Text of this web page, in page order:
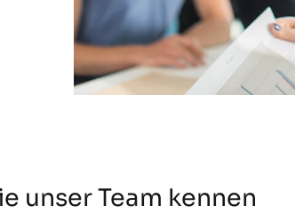
unser Team kennen